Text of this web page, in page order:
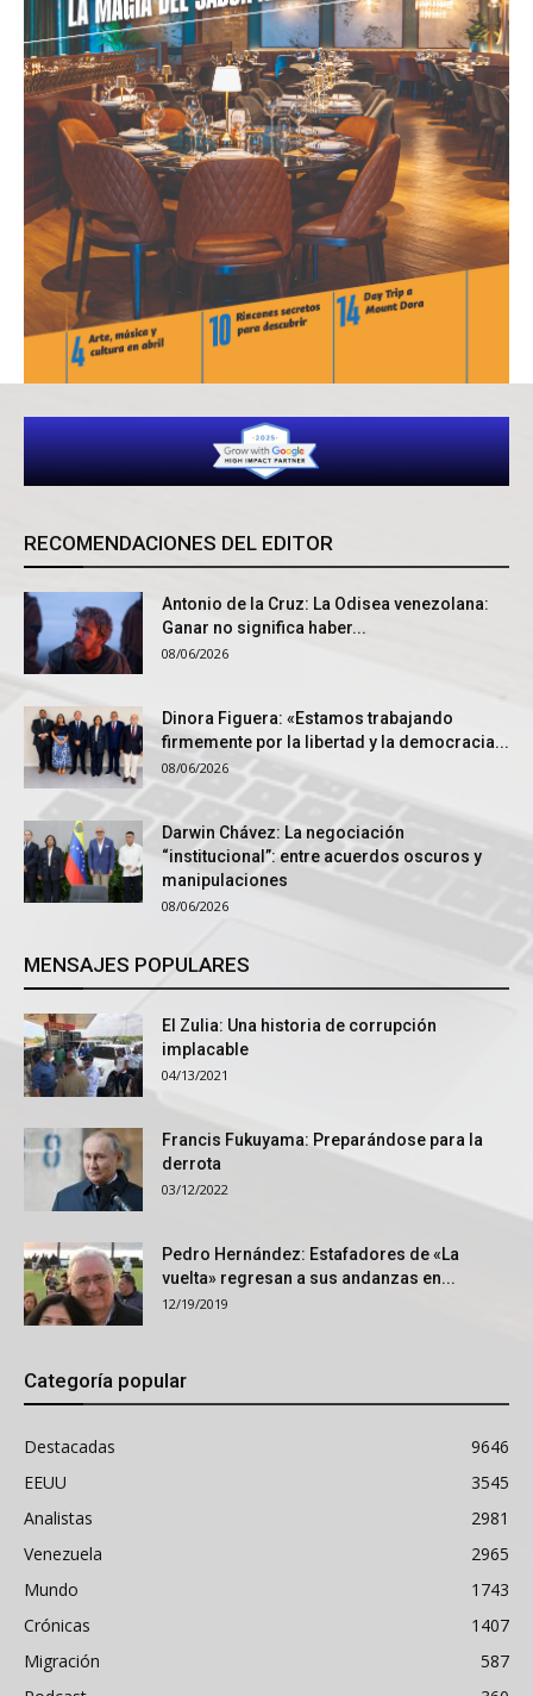
RECOMENDACIONES DEL EDITOR
Antonio de la Cruz: La Odisea venezolana:
Ganar no significa haber...
08/06/2026
Dinora Figuera: «Estamos trabajando
firmemente por la libertad y la democracia...
08/06/2026
Darwin Chávez: La negociación
“institucional”: entre acuerdos oscuros y
manipulaciones
08/06/2026
MENSAJES POPULARES
El Zulia: Una historia de corrupción
implacable
04/13/2021
Francis Fukuyama: Preparándose para la
derrota
03/12/2022
Pedro Hernández: Estafadores de «La
vuelta» regresan a sus andanzas en...
12/19/2019
Categoría popular
Destacadas
9646
EEUU
3545
Analistas
2981
Venezuela
2965
Mundo
1743
Crónicas
1407
Migración
587